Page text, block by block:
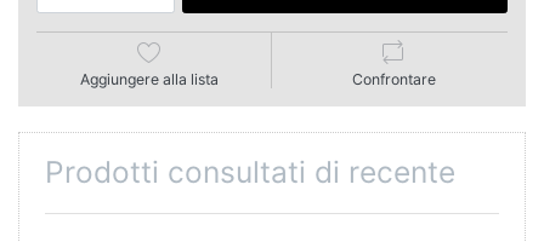
Aggiungere alla lista Confrontare
Prodotti consultati di recente